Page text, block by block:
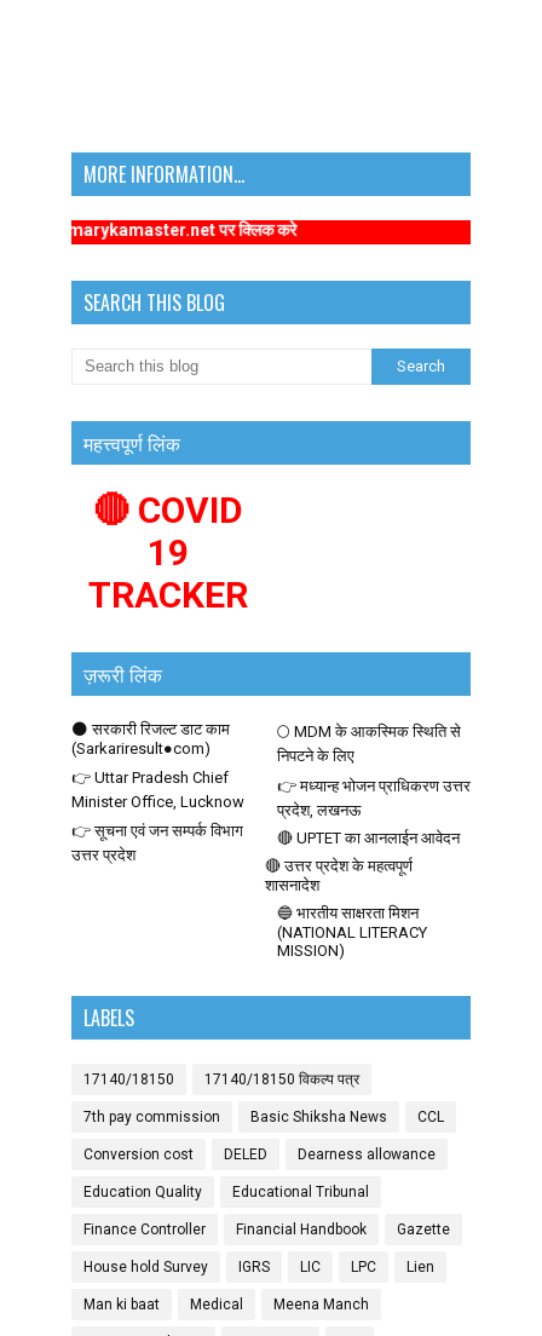
MORE INFORMATION...
पर क्लिक करे
SEARCH THIS BLOG
महत्त्वपूर्ण लिंक
🔴 COVID
19
TRACKER
ज़रूरी लिंक
🌑 सरकारी रिजल्ट डाट काम
(Sarkariresult●com)
🌕 MDM के आकस्मिक स्थिति से
निपटने के लिए
👉 Uttar Pradesh Chief
Minister Office, Lucknow
👉 मध्यान्ह भोजन प्राधिकरण उत्तर
प्रदेश, लखनऊ
👉 सूचना एवं जन सम्पर्क विभाग
उत्तर प्रदेश
🔴 UPTET का आनलाईन आवेदन
🔴 उत्तर प्रदेश के महत्वपूर्ण
शासनादेश
🔵 भारतीय साक्षरता मिशन
(NATIONAL LITERACY
MISSION)
LABELS
17140/18150 17140/18150 विकल्प पत्र
7th pay commission Basic Shiksha News CCL
Conversion cost DELED Dearness allowance
Education Quality Educational Tribunal
Finance Controller Financial Handbook Gazette
House hold Survey IGRS LIC LPC Lien
Man ki baat Medical Meena Manch